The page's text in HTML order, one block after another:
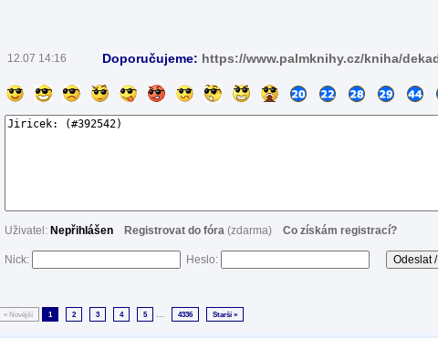
12.07 14:16 Doporučujeme: https://www.palmknihy.cz/kniha/
Uživatel: Nepřihlášen Registrovat do fóra (zdarma) Co získám registrací?
Nick: Heslo:
« Novější 1 2 3 4 5 ... 4336 Starší »